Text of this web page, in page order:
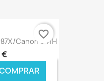
€ ONLINE
Canon 041H
€
favorite_border